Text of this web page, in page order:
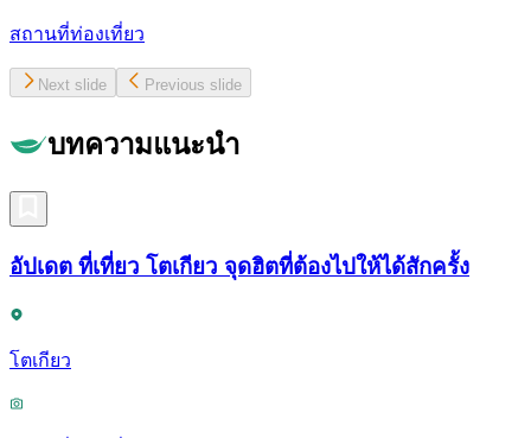
สถานที่ท่องเที่ยว
Next slide Previous slide
บทความแนะนำ
อัปเดต ที่เที่ยว โตเกียว จุดฮิตที่ต้องไปให้ได้สักครั้ง
โตเกียว